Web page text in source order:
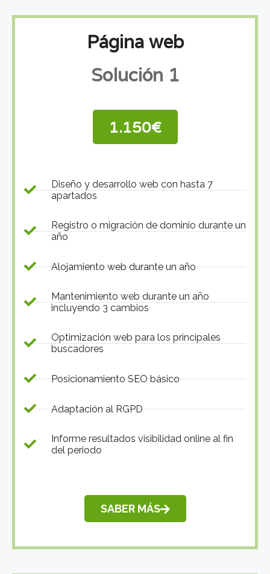
Página web
Solución 1
1.150€
Diseño y desarrollo web con hasta 7
apartados
Registro o migración de dominio durante un
año
Alojamiento web durante un año
Mantenimiento web durante un año
incluyendo 3 cambios
Optimización web para los principales
buscadores
Posicionamiento SEO básico
Adaptación al RGPD
Informe resultados visibilidad online al fin
del periodo
SABER MÁS